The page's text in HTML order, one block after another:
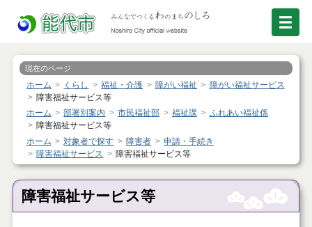
現在のページ
ホーム くらし 福祉・介護 障がい福祉
障がい福祉サービス
障害福祉サービス等
ホーム
部署別案内 市民福祉部 福祉課
ふれあい福祉係
障害福祉サービス等
ホーム
対象者で探す 障害者
申請・手続き
障害福祉サービス
障害福祉サービス等
障害福祉サービス等